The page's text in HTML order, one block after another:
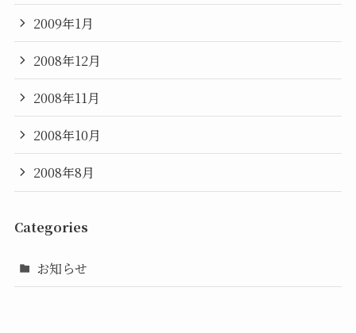
2009年1月
2008年12月
2008年11月
2008年10月
2008年8月
Categories
お知らせ